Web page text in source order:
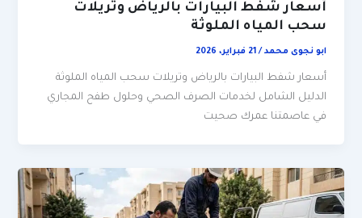
أسعار شفط البيارات بالرياض وتريلات
سحب المياه الملوثة
ابو نجوى محمد/21 فبراير، 2026
أسعار شفط البيارات بالرياض وتريلات سحب المياه الملوثة
الدليل الشامل لخدمات الصرف الصحي وحلول طفح المجاري
في عاصمتنا عمرك صحيت